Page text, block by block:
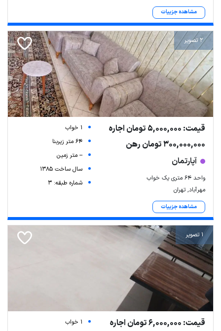
مشاهده جزییات
2 تصویر
قیمت: 5,000,000 تومان اجاره
300,000,000 تومان رهن
آپارتمان
واحد 64 متری یک خواب
مهرآباد, تهران
مشاهده جزییات
1 خواب
64 متر زیربنا
-- متر زمین
سال ساخت 1385
شماره طبقه: 3
1 تصویر
قیمت: 6,000,000 تومان اجاره
1 خواب